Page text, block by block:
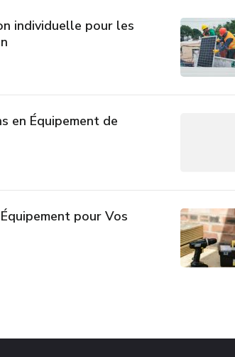
individuelle pour les
en Équipement de
pour Vos